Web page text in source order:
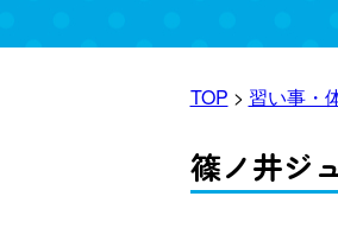
TOP > 習い事・
篠ノ井ジ